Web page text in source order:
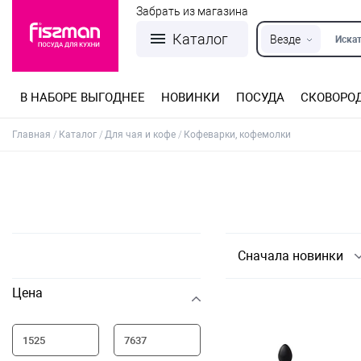
Каталог Везде
Забрать из магазина
В НАБОРЕ ВЫГОДНЕЕ НОВИНКИ ПОСУДА
Главная Каталог Для чая и кофе Кофеварки, кофемолки
Цена
Сначала новинки